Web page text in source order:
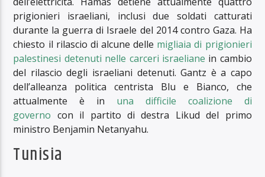
prigionieri israeliani, inclusi due soldati catturati
durante la guerra di Israele del 2014 contro Gaza. Ha
chiesto il rilascio di alcune delle migliaia di prigionieri
palestinesi detenuti nelle carceri israeliane in cambio
del rilascio degli israeliani detenuti. Gantz è a capo
dell’alleanza politica centrista Blu e Bianco, che
attualmente è in una difficile coalizione di
governo con il partito di destra Likud del primo
ministro Benjamin Netanyahu.
Tunisia